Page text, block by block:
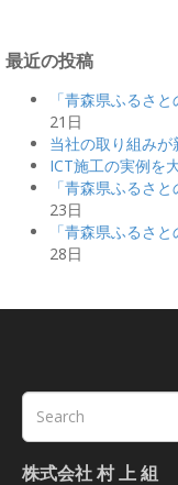
最近の投稿
「青森県ふるさ
21日
当社の取り組み
ICT施工の実例を
「青森県ふるさ
23日
「青森県ふるさ
28日
株式会社 村 上 組